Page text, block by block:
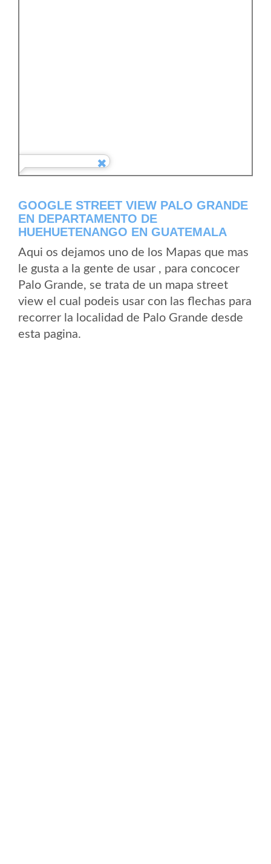
GOOGLE STREET VIEW PALO GRANDE
EN DEPARTAMENTO DE
HUEHUETENANGO EN GUATEMALA
Aqui os dejamos uno de los Mapas que mas
le gusta a la gente de usar , para concocer
Palo Grande, se trata de un mapa street
view el cual podeis usar con las flechas para
recorrer la localidad de Palo Grande desde
esta pagina.